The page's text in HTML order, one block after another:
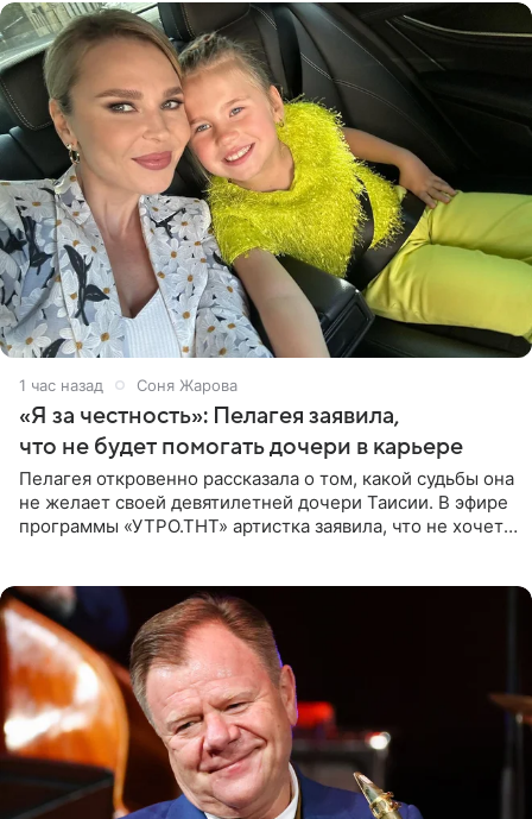
1 час назад Соня Жарова
«Я за честность»: Пелагея заявила,
что не будет помогать дочери в карьере
Пелагея откровенно рассказала о том, какой судьбы она
не желает своей девятилетней дочери Таисии. В эфире
программы «УТРО.ТНТ» артистка заявила, что не хочет